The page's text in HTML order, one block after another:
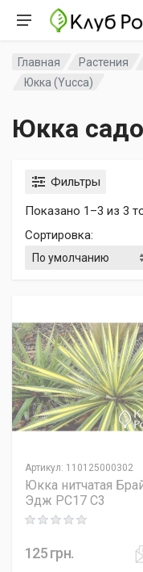
Главная Растения
Юкка (Yucca)
Юкка
Фильтры
Показано 1–3 из 3
Сортировка:
Артикул: 110125000302
Юкка нитчатая
Эдж PC17 C3
Rating: 0 out of 5
125грн.